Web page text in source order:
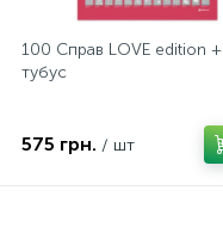
100 Справ LOVE edition +
тубус
575 грн. / шт